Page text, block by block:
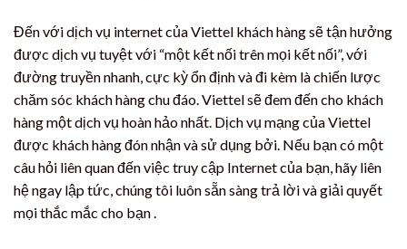
Đến với dịch vụ internet của Viettel khách hàng sẽ tận hưởng
được dịch vụ tuyệt với “một kết nối trên mọi kết nối”, với
đường truyền nhanh, cực kỳ ổn định và đi kèm là chiến lược
chăm sóc khách hàng chu đáo. Viettel sẽ đem đến cho khách
hàng một dịch vụ hoàn hảo nhất. Dịch vụ mạng của Viettel
được khách hàng đón nhận và sử dụng bởi. Nếu bạn có một
câu hỏi liên quan đến việc truy cập Internet của bạn, hãy liên
hệ ngay lập tức, chúng tôi luôn sẵn sàng trả lời và giải quyết
mọi thắc mắc cho bạn .